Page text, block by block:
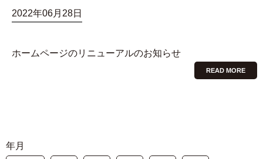
2022年06月28日
ホームページのリニューアルのお知らせ
READ MORE
年月